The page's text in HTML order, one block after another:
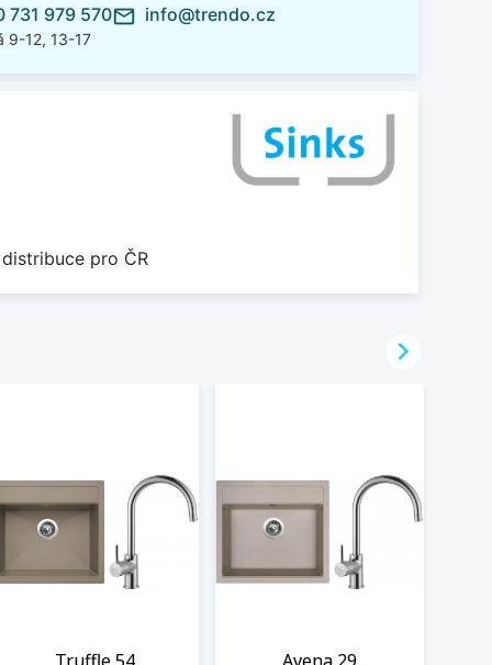
731 979 570
9-12, 13-17
mail_outline info@trendo.cz
pro ČR
